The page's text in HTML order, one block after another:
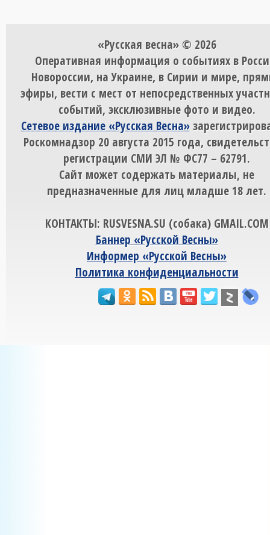
«Русская весна» © 2026
Оперативная информация о событиях в
Новороссии, на Украине, в Сирии и мире,
эфиры, вести с мест от непосредственных
событий, эксклюзивные фото и видео.
Сетевое издание «Русская Весна»
Роскомнадзор 20 августа 2015 года,
регистрации СМИ ЭЛ № ФС77 – 62791.
Сайт может содержать материалы, не
предназначенные для лиц младше 18 лет.
КОНТАКТЫ: RUSVESNA.SU (собака) GMAIL.COM
Баннер «Русской Весны»
Информер «Русской Весны»
Политика конфиденциальности